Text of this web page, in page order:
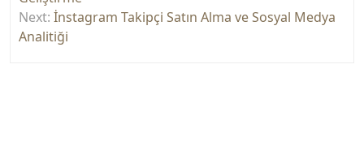
Next: İnstagram Takipçi Satın Alma ve Sosyal Medya
Analitiği